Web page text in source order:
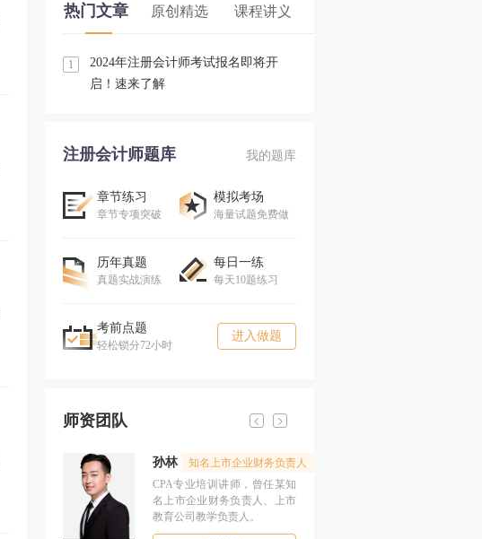
热门文章 原创精选 课程讲义
1
2024年注册会计师考试报名即将开
启！速来了解
注册会计师题库 我的题库
章节练习
章节专项突破
模拟考场
海量试题免费做
历年真题
真题实战演练
每日一练
每天10题练习
考前点题
轻松锁分72小时
进入做题
师资团队
孙林
知名上市企业财务负责人
CPA专业培训讲师，曾任某知
名上市企业财务负责人、上市
教育公司教学负责人。